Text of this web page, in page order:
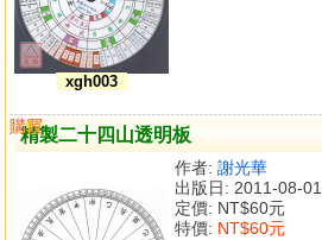
xgh003
精製二十四山透明板
作者: 謝光華
出版日: 2011-08-01
定價: NT$60元
特價: NT$60元
購買
比較